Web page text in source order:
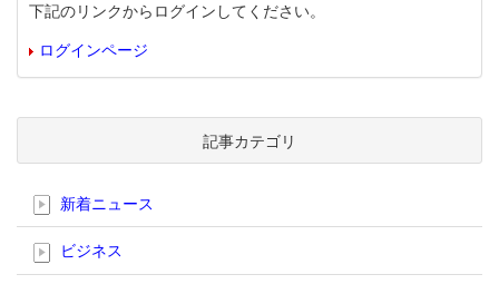
下記のリンクからログインしてください。
ログインページ
記事カテゴリ
新着ニュース
ビジネス